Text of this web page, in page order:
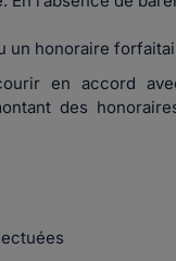
honoraire
en accord
des